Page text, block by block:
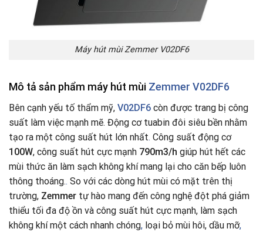
Máy hút mùi Zemmer V02DF6
Mô tả sản phẩm máy hút mùi Zemmer V02DF6
Bên cạnh yếu tố thẩm mỹ, V02DF6 còn được trang bị công
suất làm việc mạnh mẽ. Động cơ tuabin đôi siêu bền nhằm
tạo ra một công suất hút lớn nhất. Công suất động cơ
100W, công suất hút cực mạnh 790m3/h giúp hút hết các
mùi thức ăn làm sạch không khí mang lại cho căn bếp luôn
thông thoáng.. So với các dòng hút mùi có mặt trên thị
trường, Zemmer tự hào mang đến công nghệ đột phá giảm
thiểu tối đa độ ồn và công suất hút cực mạnh, làm sạch
không khí một cách nhanh chóng, loại bỏ mùi hôi, dầu mỡ,